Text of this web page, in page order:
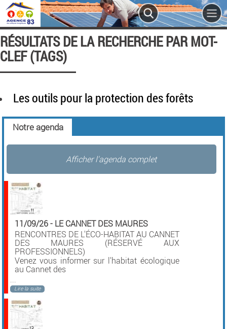
RÉSULTATS DE LA RECHERCHE PAR MOT-
CLEF (TAGS)
Les outils pour la protection des forêts
Notre agenda
Afficher l'agenda complet
11/09/26- LE CANNET DES MAURES
RENCONTRES DE L'ÉCO-HABITAT AU CANNET
DES MAURES (RÉSERVÉ AUX
PROFESSIONNELS)
Venez vous informer sur l'habitat écologique
au Cannet des
...
Lire la suite